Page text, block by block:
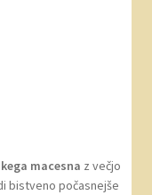
macesna z večjo
bistveno počasnejše